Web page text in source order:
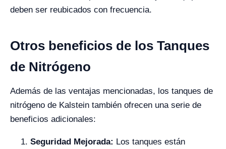
deben ser reubicados con frecuencia.
Otros beneficios de los Tanques
de Nitrógeno
Además de las ventajas mencionadas, los tanques de
nitrógeno de Kalstein también ofrecen una serie de
beneficios adicionales:
Seguridad Mejorada: Los tanques están